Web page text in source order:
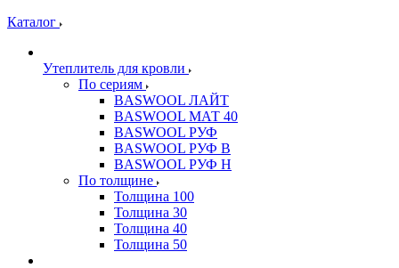
Каталог
Утеплитель для кровли
По сериям
BASWOOL ЛАЙТ
BASWOOL МАТ 40
BASWOOL РУФ
BASWOOL РУФ В
BASWOOL РУФ Н
По толщине
Толщина 100
Толщина 30
Толщина 40
Толщина 50